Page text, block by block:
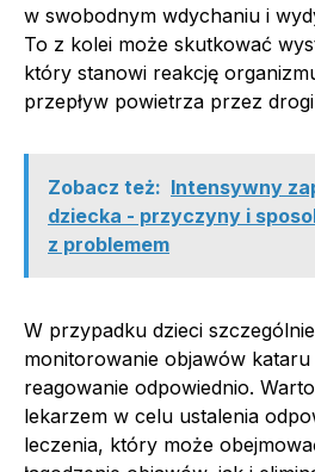
w swobodnym wdychaniu i
To z kolei może skutkować
który stanowi reakcję
przepływ powietrza przez
Zobacz też: Intensywny
dziecka - przyczyny i
z problemem
W przypadku dzieci
monitorowanie objawów
reagowanie odpowiednio.
lekarzem w celu ustalenia
leczenia, który może